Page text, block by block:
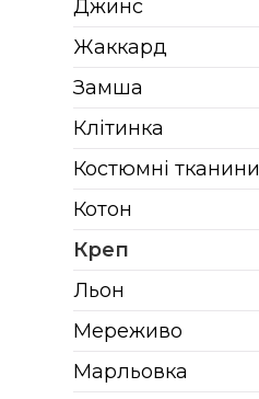
Джинс
Жаккард
Замша
Клітинка
Костюмні тканини
Котон
Креп
Льон
Мереживо
Марльовка